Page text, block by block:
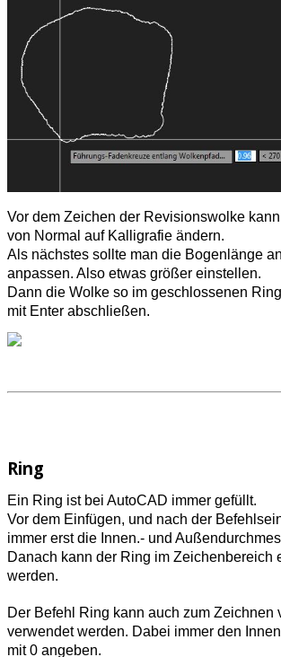
Vor dem Zeichen der Revisionswolke kann
von Normal auf Kalligrafie ändern.
Als nächstes sollte man die Bogenlänge
anpassen. Also etwas größer einstellen.
Dann die Wolke so im geschlossenen
mit Enter abschließen.
Ring
Ein Ring ist bei AutoCAD immer gefüllt.
Vor dem Einfügen, und nach der
immer erst die Innen.- und
Danach kann der Ring im Zeichenbereich
werden.
Der Befehl Ring kann auch zum Zeichnen
verwendet werden. Dabei immer den
mit 0 angeben.